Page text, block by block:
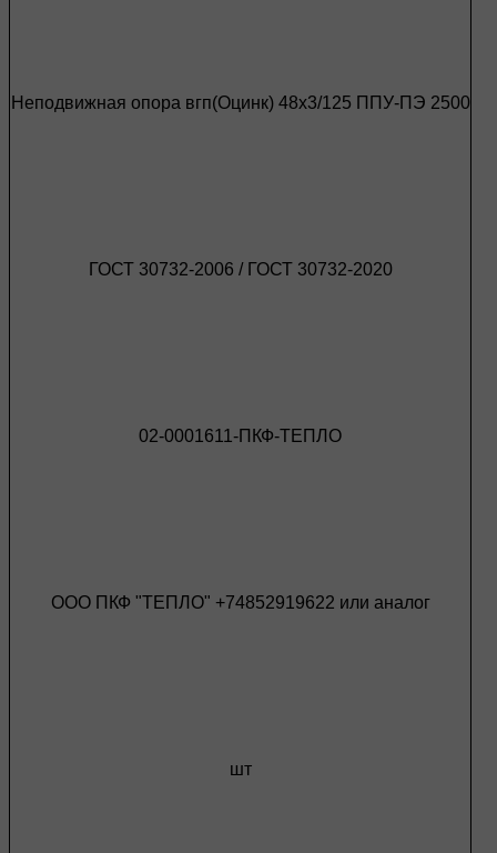
Неподвижная опора вгп(Оцинк) 48х3/125 ППУ-ПЭ 2500
ГОСТ 30732-2006 / ГОСТ 30732-2020
02-0001611-ПКФ-ТЕПЛО
ООО ПКФ "ТЕПЛО" +74852919622 или аналог
шт